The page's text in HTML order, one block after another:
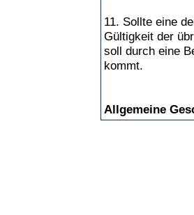
11. Sollte eine
Gültigkeit der
soll durch eine
kommt.
Allgemeine